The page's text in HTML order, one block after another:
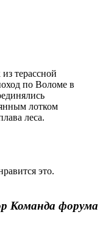
терассной
по Воломе в
лотком
леса.
это.
Команда форума